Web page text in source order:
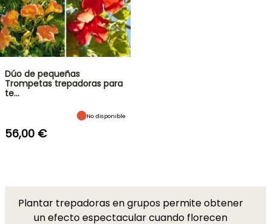
Dúo de pequeñas
Trompetas trepadoras para
te…
No disponible
56,00 €
Plantar trepadoras en grupos permite obtener
un efecto espectacular cuando florecen